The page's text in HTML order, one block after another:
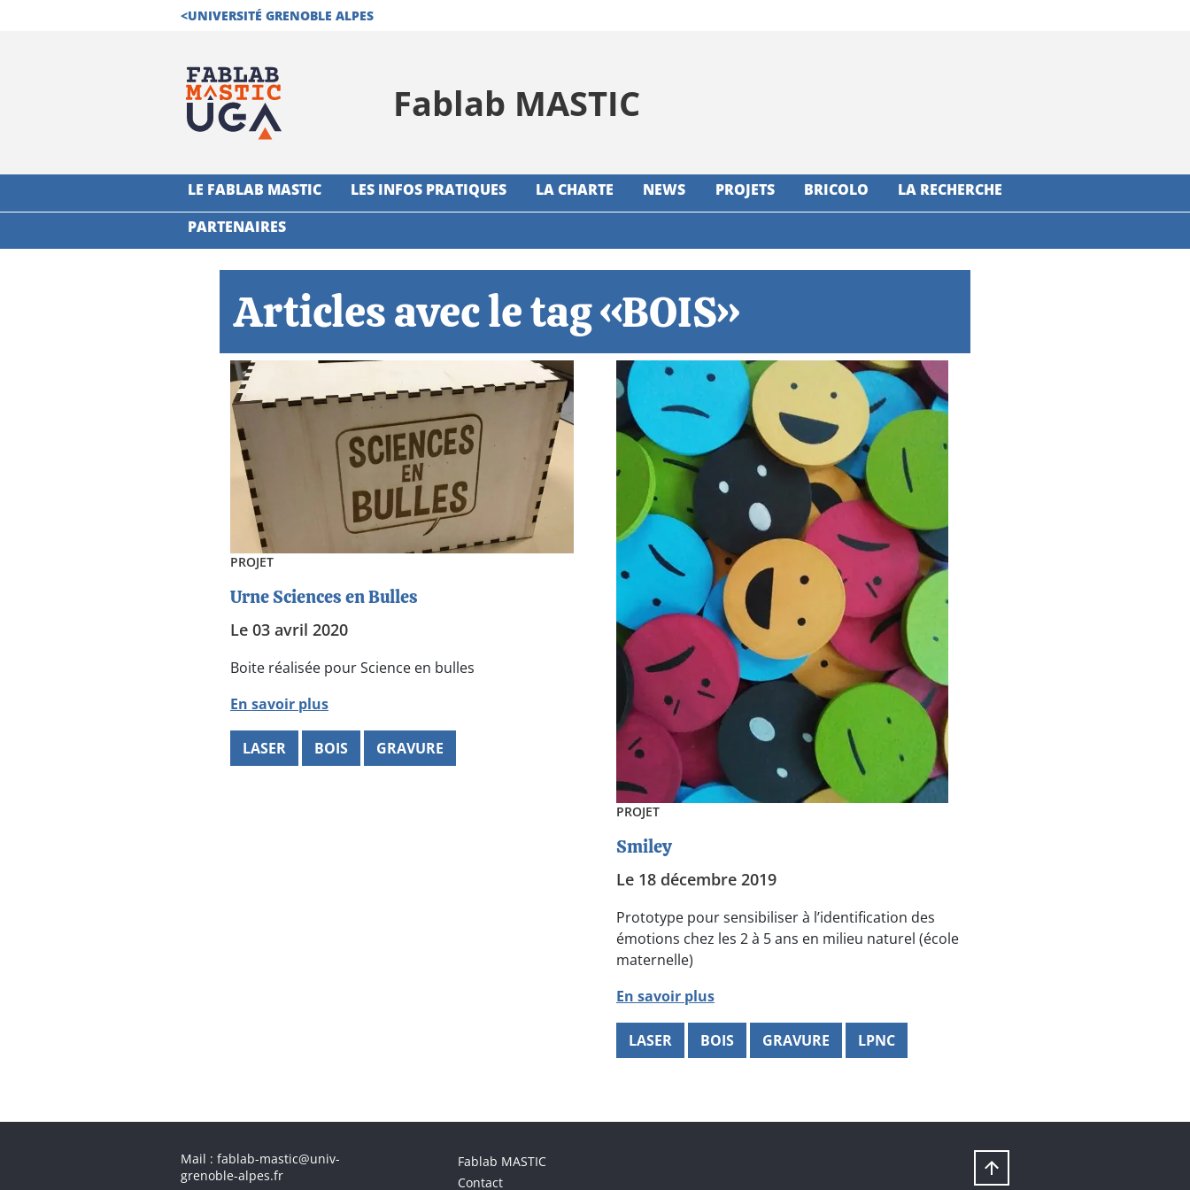
<UNIVERSITÉ GRENOBLE ALPES
Fablab MASTIC
NAVIGATION PRINCIPALE
LE FABLAB MASTIC LES INFOS PRATIQUES LA CHARTE NEWS PROJETS BRICOLO
LA RECHERCHE
PARTENAIRES
Articles avec le tag«BOIS»
PROJET
Urne Sciences en Bulles
Le 03 avril 2020
Boite réalisée pour Science en bulles
En savoir plus
LASER BOIS GRAVURE
PROJET
Smiley
Le 18 décembre 2019
Prototype pour sensibiliser à l’identification des
émotions chez les 2 à 5 ans en milieu naturel (école
maternelle)
En savoir plus
LASER BOIS GRAVURE LPNC
Mail : fablab-mastic@univ-
grenoble-alpes.fr
Menu footer
Fablab MASTIC
Contact